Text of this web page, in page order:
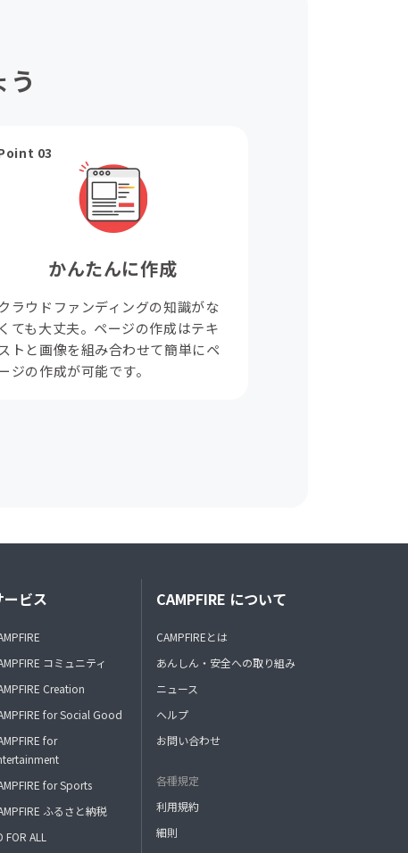
03
かんたんに作成
クラウドファンディングの知識がな
くても大丈夫。ページの作成はテキ
ストと画像を組み合わせて簡単にペ
ジの作成が可能です。
ービス
コミュニティ
Creation
for Social Good
for
for Sports
ふるさと納税
FOR ALL
CAMPFIRE について
CAMPFIREとは
あんしん・安全への取り組み
ニュース
ヘルプ
お問い合わせ
各種規定
利用規約
細則